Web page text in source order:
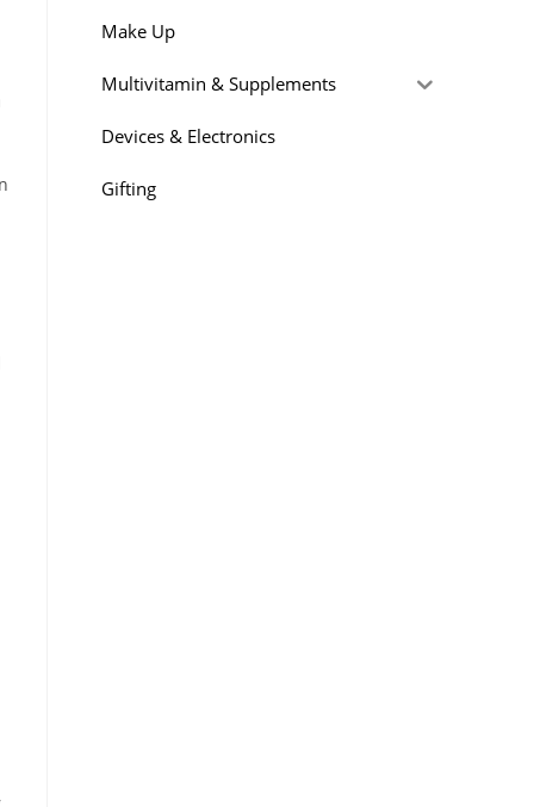
Make Up
Multivitamin & Supplements
Devices & Electronics
Gifting